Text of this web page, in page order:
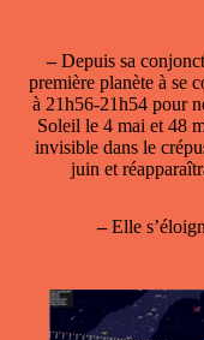
–Depuis sa
première planète à se
à 21h56-21h54 pour
Soleil le 4 mai et 48
invisible dans le
juin et
–Elle